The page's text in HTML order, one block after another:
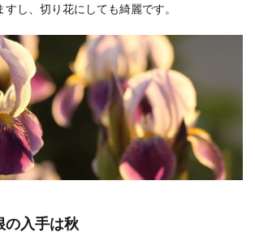
し、切り花にしても綺麗です。
の入手は秋